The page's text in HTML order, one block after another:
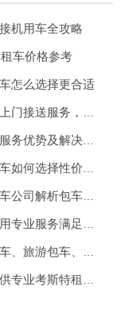
机用车全攻略
车价格参考
怎么选择更合适
北京租车价格一天多少钱？北京全区司机上门接送服务，让出行更方便
北京班车租赁公司哪家好？企业班车租赁服务优势及解决方案
北京租车公司哪家最便宜又好？带司机租车如何选择性价比高的服务
北京带司机租车一天多少钱？北京分众租车公司解析包车价格与服务优势
北京哪个租车公司好？北京分众租车公司用专业服务满足商务、旅游多场景出行需求
北京分众租车公司服务案例分享：商务租车、旅游包车、考斯特、中巴车及企业长期用车解决方案
北京租车公司推荐：北京分众租车公司提供专业考斯特租赁服务